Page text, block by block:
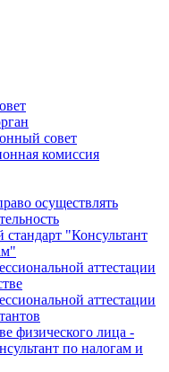
совет
комиссия
осуществлять
"Консультант
аттестации
аттестации
физического лица -
по налогам и